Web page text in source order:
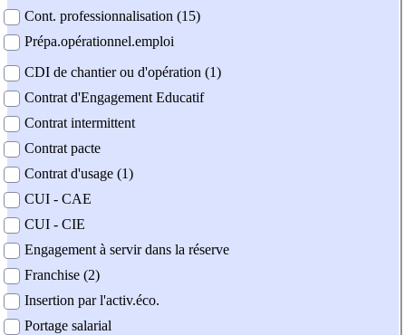
Cont. professionnalisation (15)
Prépa.opérationnel.emploi
CDI de chantier ou d'opération (1)
Contrat d'Engagement Educatif
Contrat intermittent
Contrat pacte
Contrat d'usage (1)
CUI - CAE
CUI - CIE
Engagement à servir dans la réserve
Franchise (2)
Insertion par l'activ.éco.
Portage salarial